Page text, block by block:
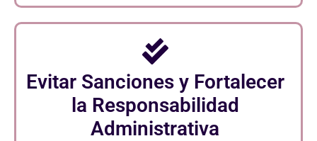
Evitar Sanciones y Fortalecer
la Responsabilidad
Administrativa